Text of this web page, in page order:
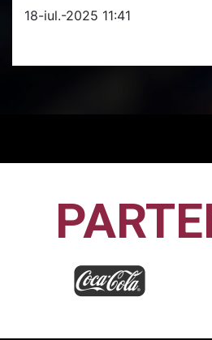
18-iul.-2025 11:41